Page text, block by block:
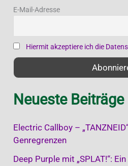
a
:
E-Mail-Adresse
Hiermit akzeptiere ich die
Neueste Beiträge
Electric Callboy –
Genregrenzen
Deep Purple mit „SPLAT!“: